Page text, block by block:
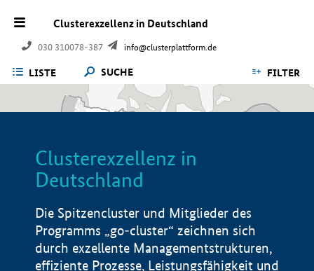
Clusterexzellenz in Deutschland
030 310078-387 info@clusterplattform.de
LISTE SUCHE FILTER
Clusterexzellenz in
Deutschland
Die Spitzencluster und Mitglieder des
Programms „go-cluster“ zeichnen sich
durch exzellente Managementstrukturen,
effiziente Prozesse, Leistungsfähigkeit und